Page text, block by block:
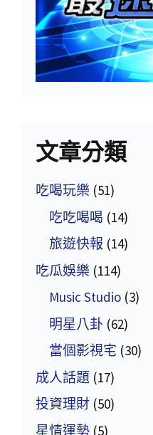
文章分類
吃喝玩樂 (51)
吃吃喝喝 (14)
旅遊快報 (14)
吃瓜娛樂 (114)
Music Studio (3)
明星八卦 (62)
當個影視宅 (30)
成人話題 (17)
投資理財 (50)
星情運勢 (5)